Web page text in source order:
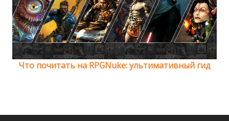
Что почитать на RPGNuke: ультимативный гид